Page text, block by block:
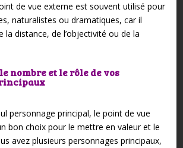
de vue externe est souvent utilisé pour
naturalistes ou dramatiques, car il
la distance, de l’objectivité ou de la
nombre et le rôle de vos
personnage principal, le point de vue
bon choix pour le mettre en valeur et le
avez plusieurs personnages principaux,